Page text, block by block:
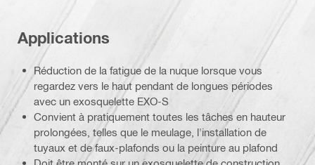
Applications
Réduction de la fatigue de la nuque lorsque vous
regardez vers le haut pendant de longues périodes
avec un exosquelette EXO-S
Convient à pratiquement toutes les tâches en hauteur
prolongées, telles que le meulage, l'installation de
tuyaux et de faux-plafonds ou la peinture au plafond